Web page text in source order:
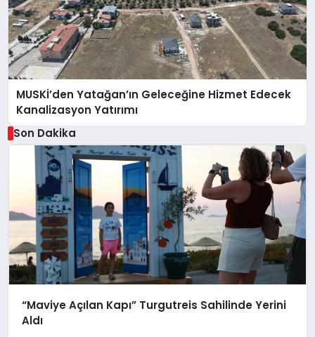
MUSKİ’den Yatağan’ın Geleceğine Hizmet Edecek
Kanalizasyon Yatırımı
Son Dakika
“Maviye Açılan Kapı” Turgutreis Sahilinde Yerini
Aldı